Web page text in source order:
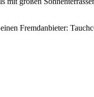
Fremdanbieter: